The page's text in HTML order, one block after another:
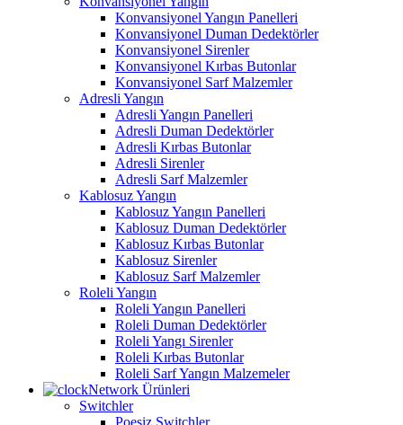
Konvansiyonel Yangın Panelleri
Konvansiyonel Duman Dedektörler
Konvansiyonel Sirenler
Konvansiyonel Kırbas Butonlar
Konvansiyonel Sarf Malzemler
Adresli Yangın
Adresli Yangın Panelleri
Adresli Duman Dedektörler
Adresli Kırbas Butonlar
Adresli Sirenler
Adresli Sarf Malzemler
Kablosuz Yangın
Kablosuz Yangın Panelleri
Kablosuz Duman Dedektörler
Kablosuz Kırbas Butonlar
Kablosuz Sirenler
Kablosuz Sarf Malzemler
Roleli Yangın
Roleli Yangın Panelleri
Roleli Duman Dedektörler
Roleli Yangı Sirenler
Roleli Kırbas Butonlar
Roleli Sarf Yangın Malzemeler
Network Ürünleri
Switchler
Poesiz Switchler